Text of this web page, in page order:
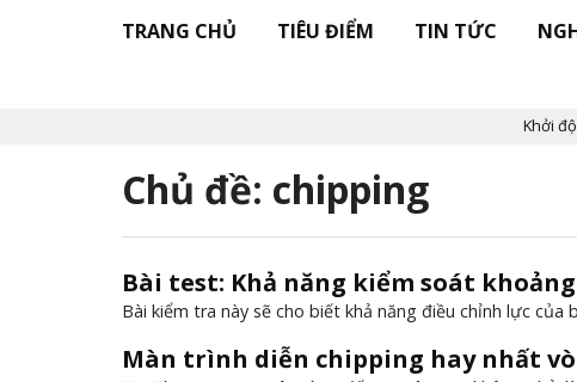
TRANG CHỦ TIÊU ĐIỂM TIN TỨC
Khởi
Chủ đề: chipping
Bài test: Khả năng kiểm soát
Bài kiểm tra này sẽ cho biết khả năng điều chỉnh lực
Màn trình diễn chipping hay nhất